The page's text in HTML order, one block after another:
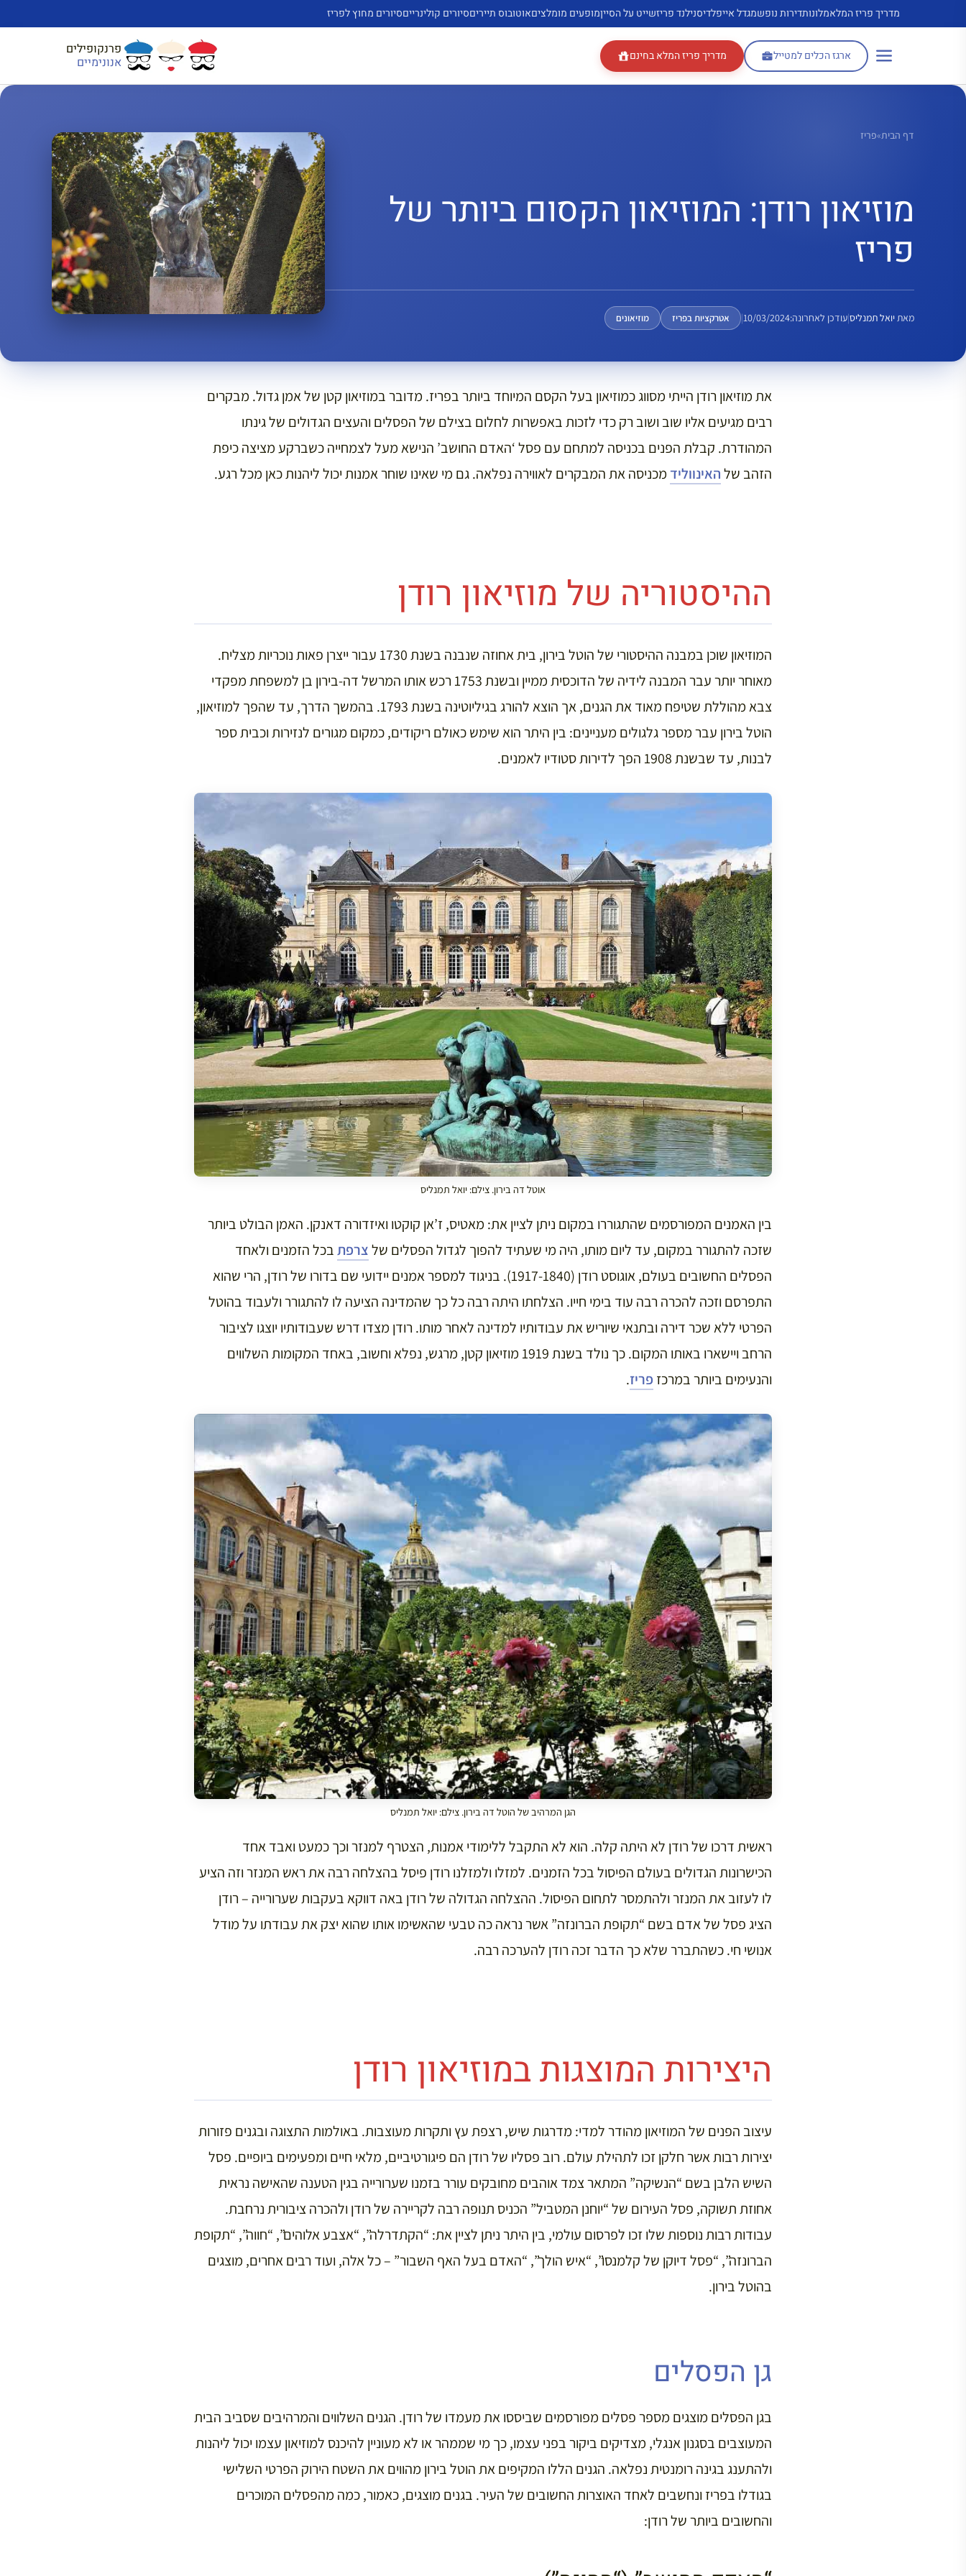
מדריך פריז המלאמלונותדירות נופשמגדל אייפלדיסנילנד פריזשייט על הסייןמופעים מומלציםאוטובוס תייריםסיורים קולינרייםסיורים מחוץ לפריז
ארגז הכלים למטייל מדריך פריז המלא בחינם פרנקופילים
אנונימיים
דף הבית»פריז
מוזיאון רודן: המוזיאון הקסום ביותר של
פריז
מאתיואל תמנליס|עודכן לאחרונה:10/03/2024
| אטרקציות בפריז מוזיאונים
את מוזיאון רודן הייתי מסווג כמוזיאון בעל הקסם המיוחד ביותר בפריז. מדובר במוזיאון קטן של אמן גדול. מבקרים
רבים מגיעים אליו שוב ושוב רק כדי לזכות באפשרות לחלום בצילם של הפסלים והעצים הגדולים של גינתו
המהודרת. קבלת הפנים בכניסה למתחם עם פסל ‘האדם החושב’ הנישא מעל לצמחייה כשברקע מציצה כיפת
הזהב שלהאינווליד מכניסה את המבקרים לאווירה נפלאה. גם מי שאינו שוחר אמנות יכול ליהנות כאן מכל רגע.
ההיסטוריה של מוזיאון רודן
המוזיאון שוכן במבנה ההיסטורי של הוטל בירון, בית אחוזה שנבנה בשנת 1730 עבור ייצרן פאות נוכריות מצליח.
מאוחר יותר עבר המבנה לידיה של הדוכסית ממיין ובשנת 1753 רכש אותו המרשל דה-בירון בן למשפחת מפקדי
צבא מהוללת שטיפח מאוד את הגנים, אך הוצא להורג בגיליוטינה בשנת 1793. בהמשך הדרך, עד שהפך למוזיאון,
הוטל בירון עבר מספר גלגולים מעניינים: בין היתר הוא שימש כאולם ריקודים, כמקום מגורים לנזירות וכבית ספר
לבנות, עד שבשנת 1908 הפך לדירות סטודיו לאמנים.
אוטל דה בירון. צילם: יואל תמנליס
בין האמנים המפורסמים שהתגוררו במקום ניתן לציין את: מאטיס, ז’אן קוקטו ואיזדורה דאנקן. האמן הבולט ביותר
שזכה להתגורר במקום, עד ליום מותו, היה מי שעתיד להפוך לגדול הפסלים שלצרפתבכל הזמנים ולאחד
הפסלים החשובים בעולם, אוגוסט רודן (1917-1840). בניגוד למספר אמנים יידועי שם בדורו של רודן, הרי שהוא
התפרסם וזכה להכרה רבה עוד בימי חייו. הצלחתו היתה רבה כל כך שהמדינה הציעה לו להתגורר ולעבוד בהוטל
הפרטי ללא שכר דירה ובתנאי שיוריש את עבודותיו למדינה לאחר מותו. רודן מצדו דרש שעבודותיו יוצגו לציבור
הרחב ויישארו באותו המקום. כך נולד בשנת 1919 מוזיאון קטן, מרגש, נפלא וחשוב, באחד המקומות השלווים
והנעימים ביותר במרכז פריז.
הגן המרהיב של הוטל דה בירון. צילם: יואל תמנליס
ראשית דרכו של רודן לא היתה קלה. הוא לא התקבל ללימודי אמנות, הצטרף למנזר וכך כמעט ואבד אחד
הכישרונות הגדולים בעולם הפיסול בכל הזמנים. למזלו ולמזלנו רודן פיסל בהצלחה רבה את ראש המנזר וזה הציע
לו לעזוב את המנזר ולהתמסר לתחום הפיסול. ההצלחה הגדולה של רודן באה דווקא בעקבות שערורייה – רודן
הציג פסל של אדם בשם “תקופת הברונזה” אשר נראה כה טבעי שהאשימו אותו שהוא יצק את עבודתו על מודל
אנושי חי. כשהתברר שלא כך הדבר זכה רודן להערכה רבה.
היצירות המוצגות במוזיאון רודן
עיצוב הפנים של המוזיאון מהודר למדי: מדרגות שיש, רצפת עץ ותקרות מעוצבות. באולמות התצוגה ובגנים פזורות
יצירות רבות אשר חלקן זכו לתהילת עולם. רוב פסליו של רודן הם פיגורטיביים, מלאי חיים ומפעימים ביופיים. פסל
השיש הלבן בשם “הנשיקה” המתאר צמד אוהבים מחובקים עורר בזמנו שערורייה בגין הטענה שהאישה נראית
אחוזת תשוקה, פסל העירום של “יוחנן המטביל” הכניס תנופה רבה לקריירה של רודן ולהכרה ציבורית נרחבת.
עבודות רבות נוספות שלו זכו לפרסום עולמי, בין היתר ניתן לציין את: “הקתדרלה”, “אצבע אלוהים”, “חווה”, “תקופת
הברונזה”, “פסל דיוקן של קלמנסו”, “איש הולך”, “האדם בעל האף השבור” – כל אלה, ועוד רבים אחרים, מוצגים
בהוטל בירון.
גן הפסלים
בגן הפסלים מוצגים מספר פסלים מפורסמים שביססו את מעמדו של רודן. הגנים השלווים והמרהיבים שסביב הבית
המעוצבים בסגנון אנגלי, מצדיקים ביקור בפני עצמו, כך מי שממהר או לא מעוניין להיכנס למוזיאון עצמו יכול ליהנות
ולהתענג בגינה רומנטית נפלאה. הגנים הללו המקיפים את הוטל בירון מהווים את השטח הירוק הפרטי השלישי
בגודלו בפריז ונחשבים לאחד האוצרות החשובים של העיר. בגנים מוצגים, כאמור, כמה מהפסלים המוכרים
והחשובים ביותר של רודן: